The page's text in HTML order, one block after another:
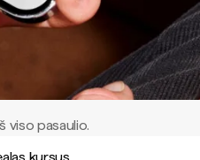
viso pasaulio.